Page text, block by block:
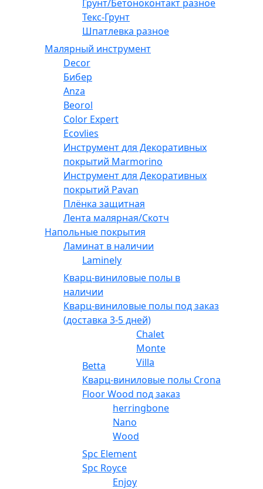
Грунт/Бетоноконтакт разное
Текс-Грунт
Шпатлевка разное
Малярный инструмент
Decor
Бибер
Anza
Beorol
Color Expert
Ecovlies
Инструмент для Декоративных
покрытий Marmorino
Инструмент для Декоративных
покрытий Pavan
Плёнка защитная
Лента малярная/Скотч
Напольные покрытия
Ламинат в наличии
Laminely
Кварц-виниловые полы в
наличии
Кварц-виниловые полы под заказ
(доставка 3-5 дней)
Betta
Chalet
Monte
Villa
Кварц-виниловые полы Crona
Floor Wood под заказ
herringbone
Nano
Wood
Spc Element
Spc Royce
Enjoy